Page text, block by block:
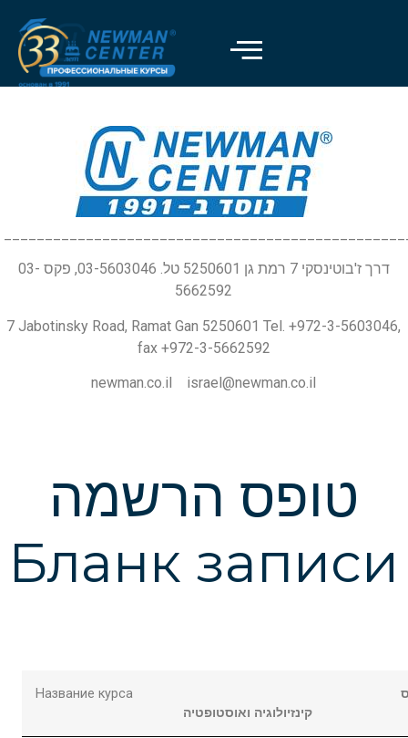
דרך ז'בוטינסקי 7 רמת גן 5250601 טל. 03-5603046, פקס 03-
5662592
7 Jabotinsky Road, Ramat Gan 5250601 Tel. +972-3-5603046,
fax +972-3-5662592
newman.co.il israel@newman.co.il
טופס הרשמה
Бланк записи
Название курса
קינזיולוגיה ואוסטופטיה